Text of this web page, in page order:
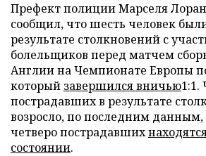
Префект полиции Марселя
сообщил, что шесть человек
результате столкновений с
болельщиков перед матчем
Англии на Чемпионате Европы
который завершился вничью1:1.
пострадавших в результате
возросло, по последним данным,
четверо пострадавших
состоянии.